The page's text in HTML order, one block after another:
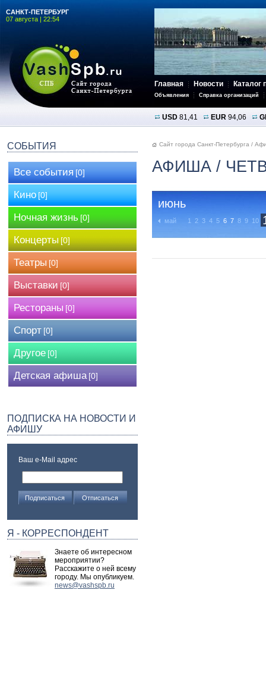
САНКТ-ПЕТЕРБУРГ
07 августа | 22:54
Главная Новости Каталог
Объявления Справка организаций
USD 81,41 EUR 94,06
СОБЫТИЯ
Все события[0]
Кино[0]
Ночная жизнь [0]
Концерты [0]
Театры [0]
Выставки [0]
Рестораны [0]
Спорт [0]
Другое [0]
Детская афиша [0]
ПОДПИСКА НА НОВОСТИ И
АФИШУ
Ваш e-Mail адрес
Я - КОРРЕСПОНДЕНТ
Знаете об интересном
мероприятии?
Расскажите о ней всему
городу. Мы опубликуем.
news@vashspb.ru
Сайт города Санкт-Петербурга /
АФИША /
июнь
май 1 2 3 4 5 6 7 8 9 10